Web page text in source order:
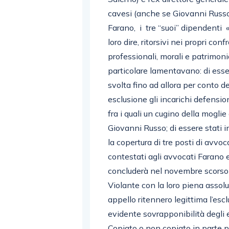
cavesi (anche se Giovanni
Farano, i tre “suoi” dipendenti
loro dire, ritorsivi nei propri
professionali, morali e
particolare lamentavano: di
svolta fino ad allora per conto
esclusione gli incarichi
fra i quali un cugino della
Giovanni Russo; di essere stati
la copertura di tre posti di
contestati agli avvocati Farano
concluderà nel novembre
Violante con la loro piena
appello ritennero legittima
evidente sovrapponibilità degli